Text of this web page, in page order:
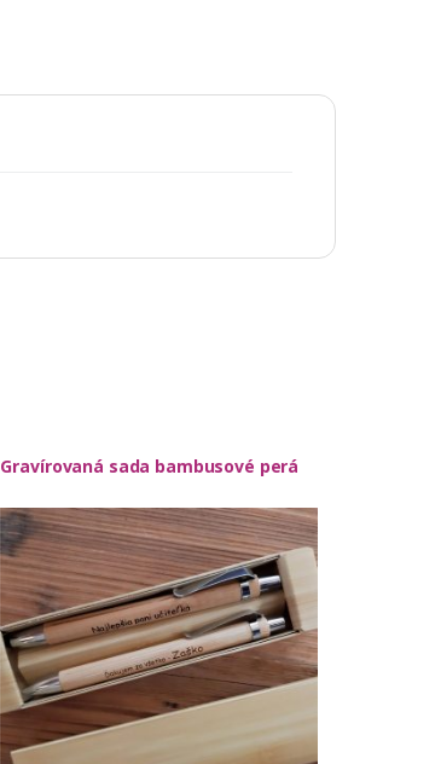
Gravírovaná sada bambusové perá